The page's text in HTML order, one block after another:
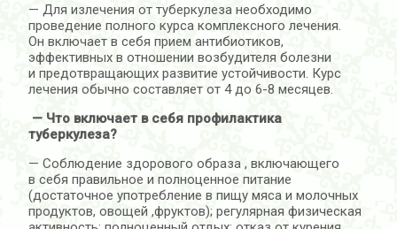
— Для излечения от туберкулеза необходимо
проведение полного курса комплексного лечения.
Он включает в себя прием антибиотиков,
эффективных в отношении возбудителя болезни
и предотвращающих развитие устойчивости. Курс
лечения обычно составляет от 4 до 6-8 месяцев.
— Что включает в себя профилактика
туберкулеза?
— Соблюдение здорового образа , включающего
в себя правильное и полноценное питание
(достаточное употребление в пищу мяса и молочных
продуктов, овощей ,фруктов); регулярная физическая